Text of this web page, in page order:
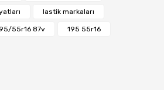
lastik markaları
55r16 87v 195 55r16